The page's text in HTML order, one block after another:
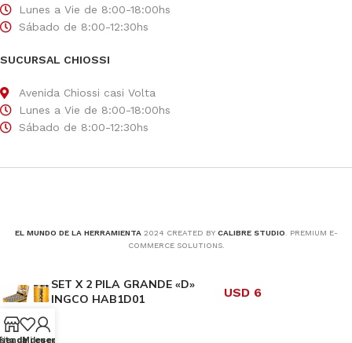
Lunes a Vie de 8:00-18:00hs
Sábado de 8:00-12:30hs
SUCURSAL CHIOSSI
Avenida Chiossi casi Volta
Lunes a Vie de 8:00-18:00hs
Sábado de 8:00-12:30hs
EL MUNDO DE LA HERRAMIENTA 2024 CREATED BY CALIBRE STUDIO . PREMIUM E-
COMMERCE SOLUTIONS.
SET X 2 PILA GRANDE «D»
INGCO HAB1D01
USD 6
de deseos
Mi cuenta